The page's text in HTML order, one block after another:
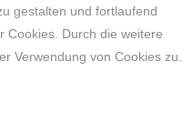
gestalten und fortlaufend
Cookies. Durch die weitere
Verwendung von Cookies zu.